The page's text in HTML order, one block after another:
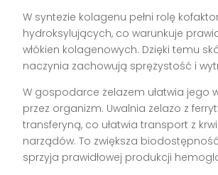
W syntezie kolagenu pełni rolę
hydroksylujących, co warunkuje
włókien kolagenowych. Dzięki temu
naczynia zachowują sprężystość i
W gospodarce żelazem ułatwia jego
przez organizm. Uwalnia żelazo z
transferyną, co ułatwia transport z
narządów. To zwiększa
sprzyja prawidłowej produkcji